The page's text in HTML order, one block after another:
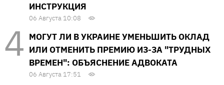
ИНСТРУКЦИЯ
06 Августа 10:08
МОГУТ ЛИ В УКРАИНЕ УМЕНЬШИТЬ ОКЛАД
ИЛИ ОТМЕНИТЬ ПРЕМИЮ ИЗ-ЗА "ТРУДНЫХ
ВРЕМЕН": ОБЪЯСНЕНИЕ АДВОКАТА
06 Августа 17:51